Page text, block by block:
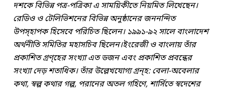
দশকে বিভিন্ন পত্র-পত্রিকা এ সাময়িকীতে নিয়মিত লিখেছেন।
রেডিও ও টেলিভিশনের বিভিন্ন অনুষ্ঠানের জননন্দিত
উপস্হাপক হিসেবে পরিচিত ছিলেন। ১৯৯১-৯২ সালে বাংলাদেশ
অর্থনীতি সমিতির মহাসচিব ছিলেন।ইংরেজী ও বাংলায় তাঁর
প্রকাশিত গ্রণ্হের সংখ্যা এত ডজন এবং প্রকাশিত প্রবন্ধের
সংখ্যা দেড় শতাধিক। তাঁর উল্লেখযোগ্য গ্রন্হ: বেলা-অবেলার
কথা, স্বল্প কথার গল্প, পরানের অতল গহিণে, শার্সিতে স্বদেশের